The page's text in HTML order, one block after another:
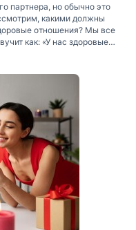
партнера, но обычно это
какими должны
отношения? Мы все
как: «У нас здоровые